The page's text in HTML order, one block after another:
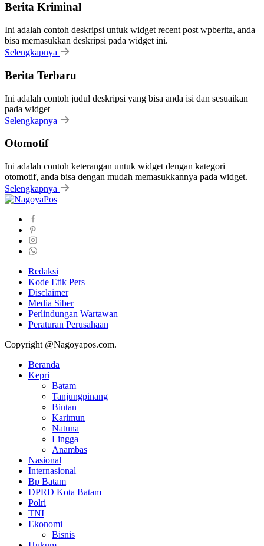
Berita Kriminal
Ini adalah contoh deskripsi untuk widget recent post wpberita, anda
bisa memasukkan deskripsi pada widget ini.
Selengkapnya
Berita Terbaru
Ini adalah contoh judul deskripsi yang bisa anda isi dan sesuaikan
pada widget
Selengkapnya
Otomotif
Ini adalah contoh keterangan untuk widget dengan kategori
otomotif, anda bisa dengan mudah memasukkannya pada widget.
Selengkapnya
Redaksi
Kode Etik Pers
Disclaimer
Media Siber
Perlindungan Wartawan
Peraturan Perusahaan
Copyright @Nagoyapos.com.
Beranda
Kepri
Batam
Tanjungpinang
Bintan
Karimun
Natuna
Lingga
Anambas
Nasional
Internasional
Bp Batam
DPRD Kota Batam
Polri
TNI
Ekonomi
Bisnis